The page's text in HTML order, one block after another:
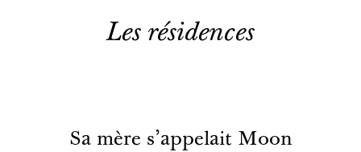
Les résidences
Sa mère s'appelait Moon